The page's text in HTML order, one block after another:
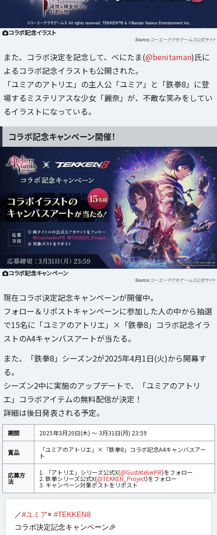
コラボ記念イラスト
コーエーテクモゲームス公式サイト
また、コラボ決定を記念して、べにたま(@benitaman)氏に
よるコラボ記念イラストも公開された。
「ユミアのアトリエ」の主人公「ユミア」と「鉄拳8」に登
場するミステリアスな少女「麗奈」が、不敵な笑みをしてい
るイラストになっている。
コラボ記念キャンペーン開催！
コラボ記念キャンペーン
コーエーテクモゲームス公式サイト
現在コラボ決定記念キャンペーンが開催中。
フォロー＆リポストキャンペーンに参加した人の中から抽選
で15名に「ユミアのアトリエ」×「鉄拳8」コラボ記念イラ
ストのA4キャンバスアートが当たる。
また、「鉄拳8」シーズン2が2025年4月1日(火)から開幕す
る。
シーズン2中に実施のアップデートで、「ユミアのアトリ
エ」コラボアイテムの無料配信が決定！
詳細は後日発表される予定。
期間 2025年3月20日(木) ～ 3月31日(月) 23:59
賞品 「ユミアのアトリエ」×「鉄拳8」コラボ記念A4キャンバスアー
ト
応募方
法
1. 「アトリエ」シリーズ公式X(@GustAtelierPR)をフォロー
2. 鉄拳シリーズ公式X(@TEKKEN_Project)をフォロー
3. キャンペーン対象ポストをリポスト
／#ユミア× #TEKKEN8
コラボ決定記念キャンペーン🎉